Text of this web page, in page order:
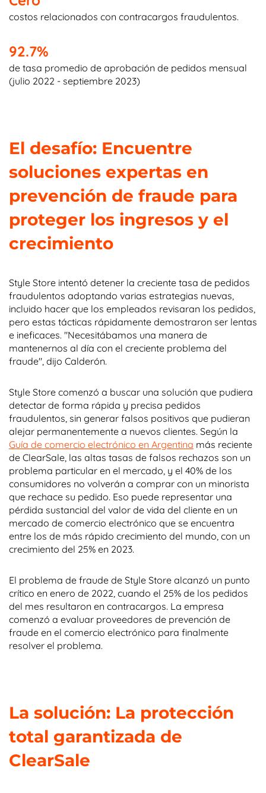
costos relacionados con contracargos fraudulentos.
92.7%
de tasa promedio de aprobación de pedidos mensual
(julio 2022 - septiembre 2023)
El desafío: Encuentre
soluciones expertas en
prevención de fraude para
proteger los ingresos y el
crecimiento
Style Store intentó detener la creciente tasa de pedidos
fraudulentos adoptando varias estrategias nuevas,
incluido hacer que los empleados revisaran los pedidos,
pero estas tácticas rápidamente demostraron ser lentas
e ineficaces. "Necesitábamos una manera de
mantenernos al día con el creciente problema del
fraude", dijo Calderón.
Style Store comenzó a buscar una solución que pudiera
detectar de forma rápida y precisa pedidos
fraudulentos, sin generar falsos positivos que pudieran
alejar permanentemente a nuevos clientes. Según la
Guía de comercio electrónico en Argentina más reciente
de ClearSale, las altas tasas de falsos rechazos son un
problema particular en el mercado, y el 40% de los
consumidores no volverán a comprar con un minorista
que rechace su pedido. Eso puede representar una
pérdida sustancial del valor de vida del cliente en un
mercado de comercio electrónico que se encuentra
entre los de más rápido crecimiento del mundo, con un
crecimiento del 25% en 2023.
El problema de fraude de Style Store alcanzó un punto
crítico en enero de 2022, cuando el 25% de los pedidos
del mes resultaron en contracargos. La empresa
comenzó a evaluar proveedores de prevención de
fraude en el comercio electrónico para finalmente
resolver el problema.
La solución: La protección
total garantizada de
ClearSale